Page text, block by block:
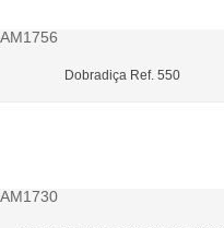
Dobradiça Ref. 550